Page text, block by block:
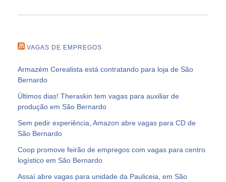
VAGAS DE EMPREGOS
Armazém Cerealista está contratando para loja de São
Bernardo
Últimos dias! Theraskin tem vagas para auxiliar de
produção em São Bernardo
Sem pedir experiência, Amazon abre vagas para CD de
São Bernardo
Coop promove feirão de empregos com vagas para centro
logístico em São Bernardo
Assaí abre vagas para unidade da Pauliceia, em São